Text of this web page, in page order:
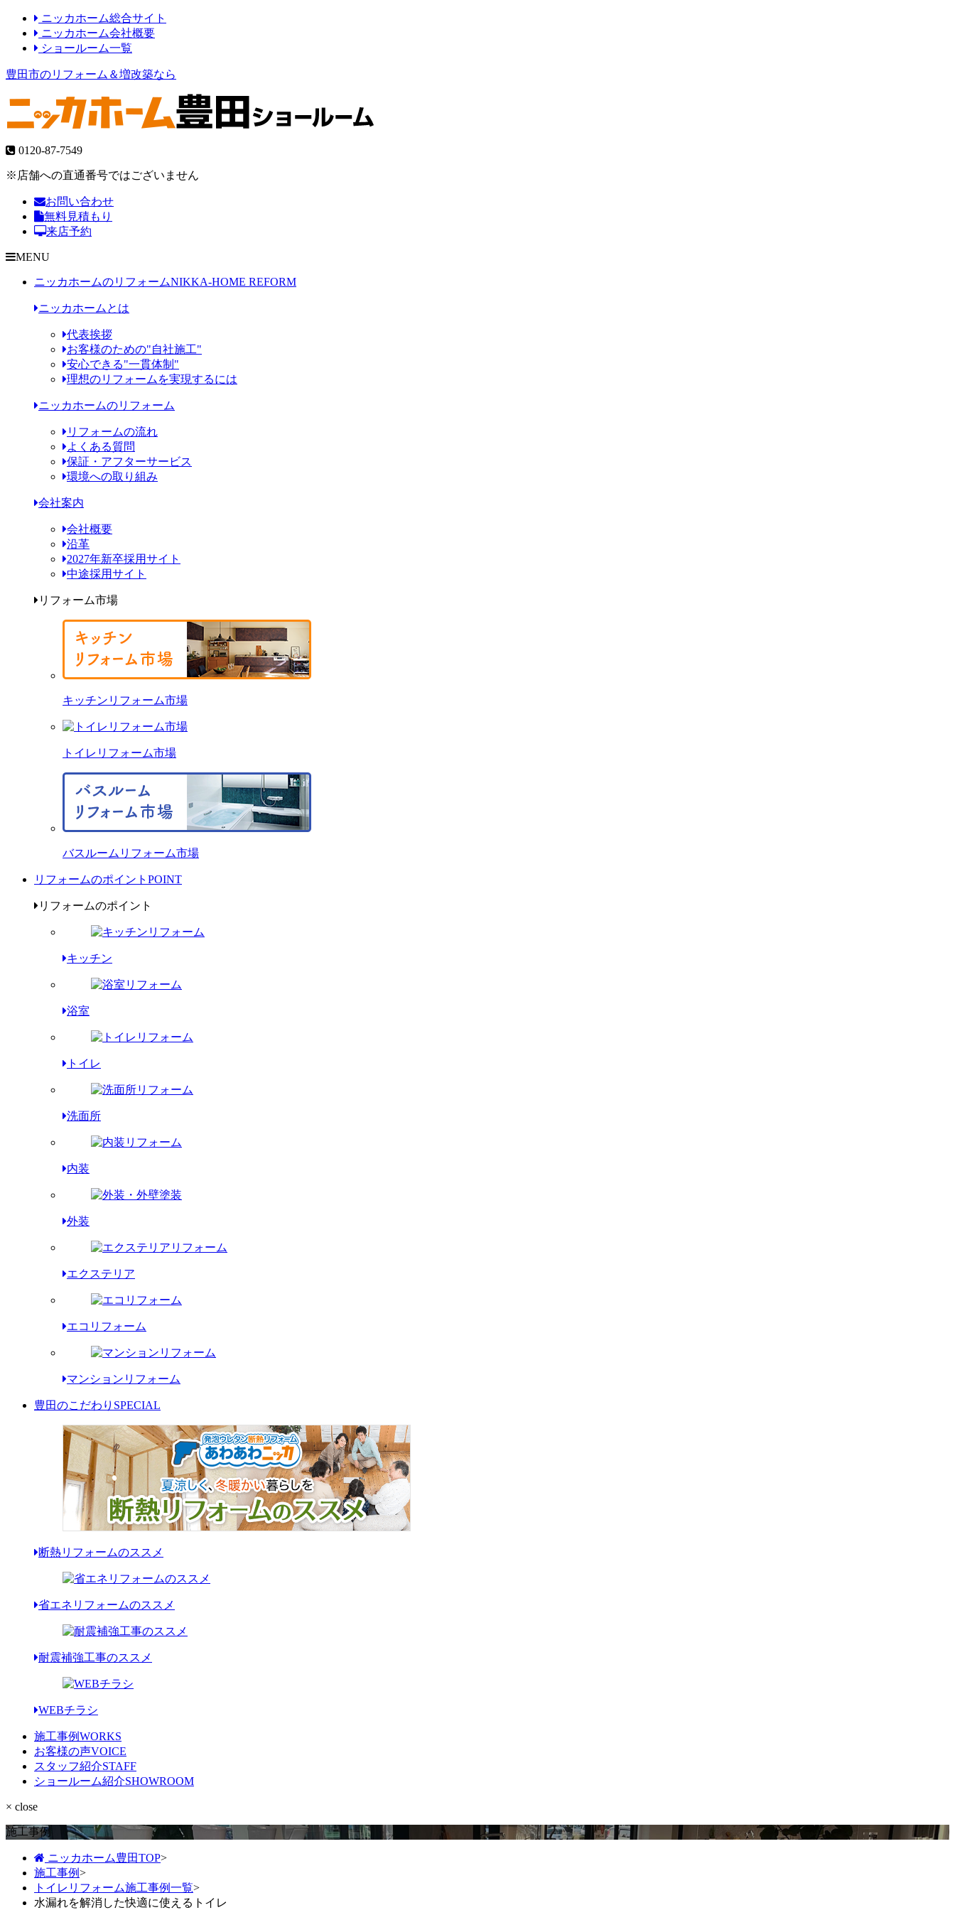
ニッカホーム総合サイト
ニッカホーム会社概要
ショールーム一覧
豊田市のリフォーム＆増改築なら
0120-87-7549
※店舗への直通番号ではございません
お問い合わせ
無料見積もり
来店予約
MENU
ニッカホームのリフォームNIKKA-HOME REFORM
ニッカホームとは
代表挨拶
お客様のための"自社施工"
安心できる"一貫体制"
理想のリフォームを実現するには
ニッカホームのリフォーム
リフォームの流れ
よくある質問
保証・アフターサービス
環境への取り組み
会社案内
会社概要
沿革
2027年新卒採用サイト
中途採用サイト
リフォーム市場
キッチンリフォーム市場
トイレリフォーム市場
バスルームリフォーム市場
リフォームのポイント POINT
リフォームのポイント
キッチン
浴室
トイレ
洗面所
内装
外装
エクステリア
エコリフォーム
マンションリフォーム
豊田のこだわり SPECIAL
断熱リフォームのススメ
省エネリフォームのススメ
耐震補強工事のススメ
WEBチラシ
施工事例WORKS
お客様の声VOICE
スタッフ紹介STAFF
ショールーム紹介SHOWROOM
× close
施工事例
ニッカホーム豊田TOP>
施工事例>
トイレリフォーム施工事例一覧>
水漏れを解消した快適に使えるトイレ